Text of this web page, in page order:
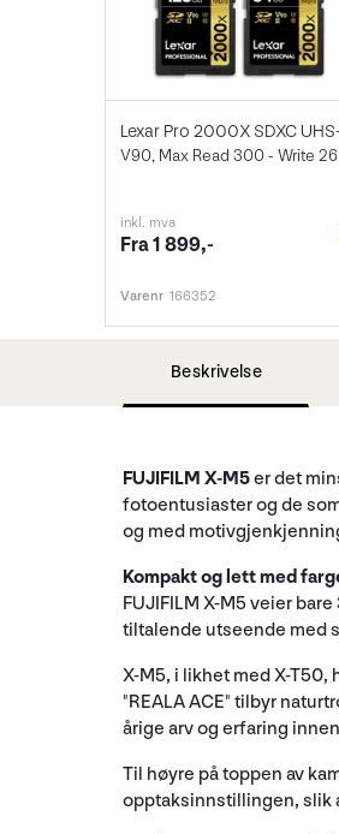
inkl. mva
Fra 1 899,-
Varenr 166352
Beskrivelse
FUJIFILM X-M5er det
fotoentusiaster og de
og med
Kompakt og lett med
FUJIFILM X-M5 veier
tiltalende utseende med
X-M5, i likhet med X-
"REALA ACE" tilbyr
årige arv og erfaring
Til høyre på toppen av
opptaksinnstillingen, slik